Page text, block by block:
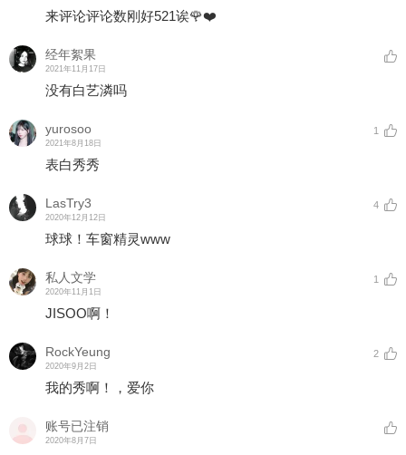
来评论评论数刚好521诶🌹❤️
经年絮果
2021年11月17日
没有白艺潾吗
yurosoo
2021年8月18日
1
表白秀秀
LasTry3
2020年12月12日
4
球球！车窗精灵www
私人文学
2020年11月1日
1
JISOO啊！
RockYeung
2020年9月2日
2
我的秀啊！，爱你
账号已注销
2020年8月7日